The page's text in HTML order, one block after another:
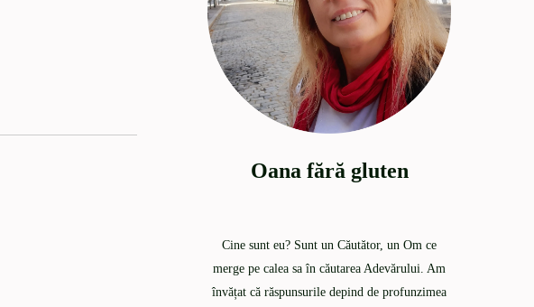
Oana fără gluten
Cine sunt eu? Sunt un Căutător, un Om ce
merge pe calea sa în căutarea Adevărului. Am
învățat că răspunsurile depind de profunzimea